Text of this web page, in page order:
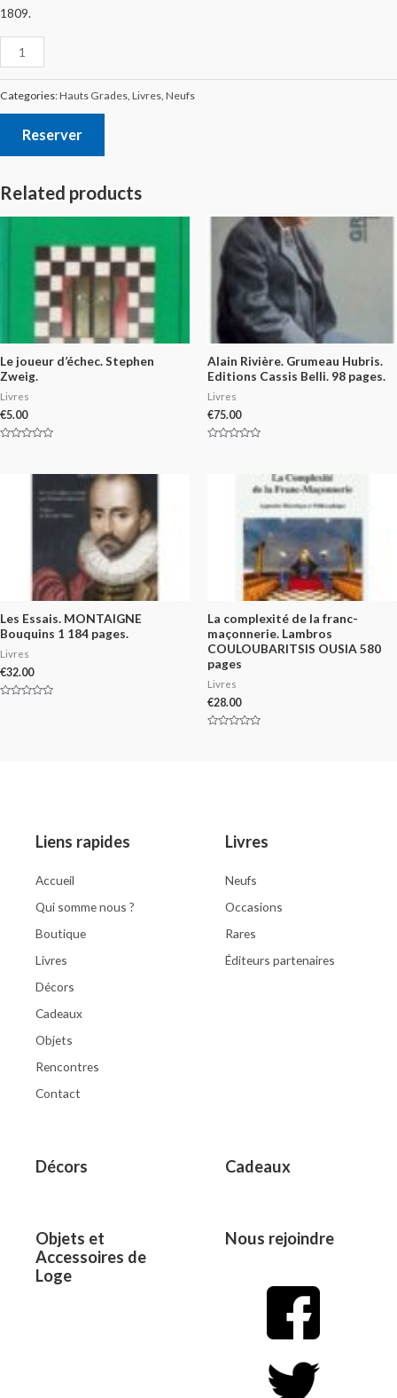
1809.
Categories:Hauts Grades Livres Neufs
Reserver
Related products
Le joueur d’échec. Stephen
Zweig.
Livres
€5.00
Alain Rivière. Grumeau Hubris.
Editions Cassis Belli. 98 pages.
Livres
€75.00
Les Essais. MONTAIGNE
Bouquins 1 184 pages.
Livres
€32.00
La complexité de la franc-
maçonnerie. Lambros
COULOUBARITSIS OUSIA 580
pages
Livres
€28.00
Liens rapides
Accueil
Qui somme nous ?
Boutique
Livres
Décors
Cadeaux
Objets
Rencontres
Contact
Livres
Neufs
Occasions
Rares
Éditeurs partenaires
Décors Cadeaux
Objets et
Accessoires de
Loge
Nous rejoindre